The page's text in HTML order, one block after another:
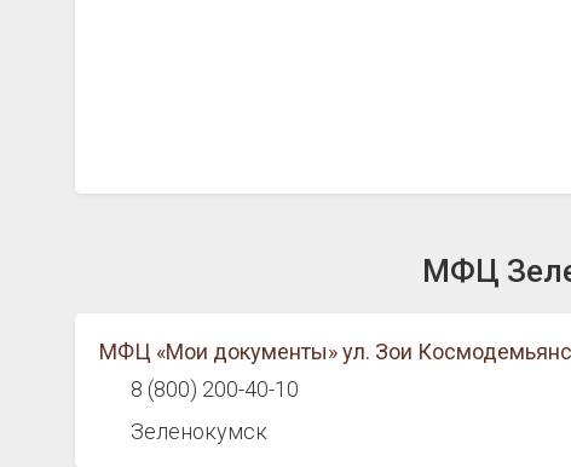
МФЦ
МФЦ «Мои документы» ул. Зои
8 (800) 200-40-10
Зеленокумск